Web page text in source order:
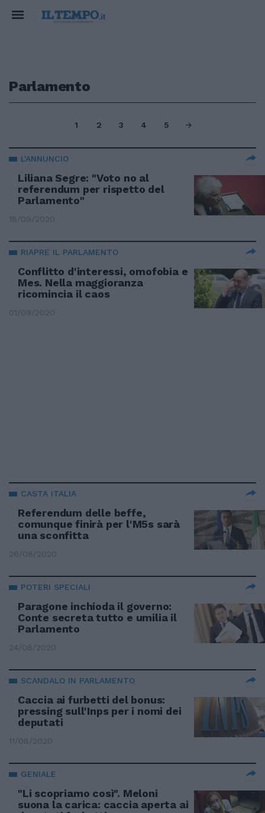
Parlamento
1 2 3 4 5
L'ANNUNCIO
Liliana Segre: "Voto no al
referendum per rispetto del
Parlamento"
18/09/2020
RIAPRE IL PARLAMENTO
Conflitto d'interessi, omofobia e
Mes. Nella maggioranza
ricomincia il caos
01/09/2020
CASTA ITALIA
Referendum delle beffe,
comunque finirà per l'M5s sarà
una sconfitta
26/08/2020
POTERI SPECIALI
Paragone inchioda il governo:
Conte secreta tutto e umilia il
Parlamento
24/08/2020
SCANDALO IN PARLAMENTO
Caccia ai furbetti del bonus:
pressing sull'Inps per i nomi dei
deputati
11/08/2020
GENIALE
"Li scopriamo così". Meloni
suona la carica: caccia aperta ai